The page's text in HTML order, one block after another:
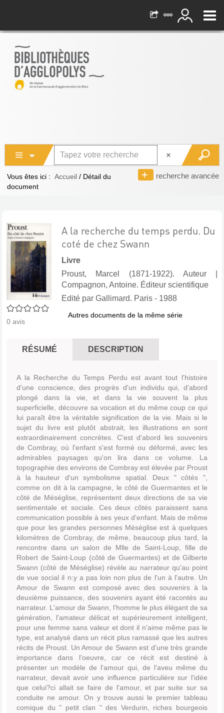
recherche avancée
Vous êtes ici : Accueil / Détail du
document
0/5
0 avis
A la recherche du temps perdu. Du
coté de chez Swann
Livre
Proust, Marcel (1871-1922). Auteur|
Compagnon, Antoine. Éditeur scientifique
Edité par Gallimard. Paris - 1988
Autres documents de la même série
RÉSUMÉ DESCRIPTION
A la Recherche du Temps Perdu est avant tout l'histoire
d'une conscience, des progrès d'un individu qui, d'abord
plongé dans la vie, et dans la vie souvent la plus
superficielle, découvre sa vocation et du même coup ce qui
lui paraît être la véritable signification de la vie. Mais si le
sujet du livre est plutôt abstrait, les illustrations en sont
extraordinairement concrètes. C'est d'abord les souvenirs
de Combray, où l'enfant s'est formé ou déformé, avec les
admirables paysages qu'on lira dans ce volume. La
topographie des environs de Combray est élevée par Proust
à la hauteur d'un symbolisme spatial. Deux " côtés ",
comme on dit à la campagne, le côté de Guermantes et le
côté de Méséglise, représentent deux directions de sa vie
sentimentale et sociale. Ces deux côtés paraissent sans
communication possible à ses yeux d'enfant. Mais de même
que pour les grandes personnes Méséglise est à quelques
kilomètres de Combray, de même, beaucoup plus tard, la
rencontre dans un salon de Mlle de Saint-Loup, fille de
Robert de Saint-Loup (côté de Guermantes) et de Gilberte
Swann (côté de Méséglise) révèle au narrateur qu'au point
de vue social il n:y a pas loin non plus de l'un à l'autre. Un
Amour de Swann est composé avec des souvenirs à la
deuxième puissance, des souvenirs ayant été racontés au
narrateur. L'amour de Swann, l'homme le plus élégant de sa
génération, l'amateur délicat et supérieurement intelligent,
pour une femme sans valeur et dont il n'aime même pas le
type, est analysé dans un récit plus ramassé que les autres
récits de Proust. Un Amour de Swann est d'une très grande
importance dans l'oeuvre, car ce récit est destiné à
présenter un modèle de l'amour qui, de l'aveu même du
narrateur, devait avoir une influence particulière sur l'idée
que celui?ci allait se faire de l'amour, et par suite sur sa
conduite ne amour. On y trouve aussi le premier tableau
comique du " petit clan " des Verdurin, riches bourgeois